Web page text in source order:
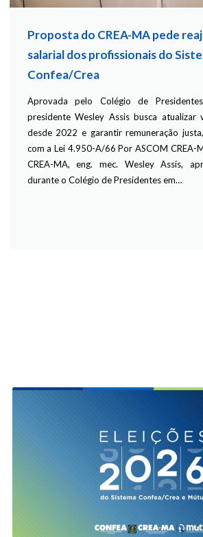
Proposta do CREA-MA pede
salarial dos profissionais do
Confea/Crea
Aprovada pelo Colégio de
presidente Wesley Assis busca atualizar
desde 2022 e garantir remuneração
com a Lei 4.950-A/66 Por ASCOM CREA-
CREA-MA, eng. mec. Wesley Assis,
durante o Colégio de Presidentes em…